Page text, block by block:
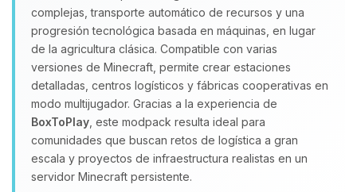
complejas, transporte automático de recursos y una
progresión tecnológica basada en máquinas, en lugar
de la agricultura clásica. Compatible con varias
versiones de Minecraft, permite crear estaciones
detalladas, centros logísticos y fábricas cooperativas en
modo multijugador. Gracias a la experiencia de
BoxToPlay , este modpack resulta ideal para
comunidades que buscan retos de logística a gran
escala y proyectos de infraestructura realistas en un
servidor Minecraft persistente.